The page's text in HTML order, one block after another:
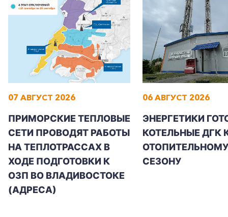
07 АВГУСТ 2026
ПРИМОРСКИЕ ТЕПЛОВЫЕ
СЕТИ ПРОВОДЯТ РАБОТЫ
НА ТЕПЛОТРАССАХ В
ХОДЕ ПОДГОТОВКИ К
ОЗП ВО ВЛАДИВОСТОКЕ
(АДРЕСА)
06 АВГУСТ 2026
ЭНЕРГЕТИКИ
КОТЕЛЬНЫЕ ДГК
ОТОПИТЕЛЬНОМУ
СЕЗОНУ